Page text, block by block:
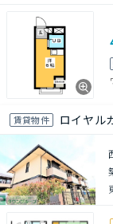
賃貸物件 ロイヤル